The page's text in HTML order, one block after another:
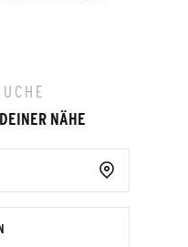
NÄHE